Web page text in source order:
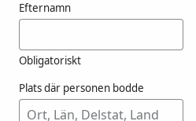
Efternamn
Obligatoriskt
Plats där personen bodde